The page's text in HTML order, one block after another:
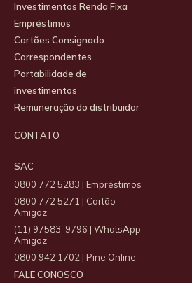
Investimentos Renda Fixa
Empréstimos
Cartões Consignado
Correspondentes
Portabilidade de
investimentos
Remuneração do distribuidor
CONTATO
SAC
0800 772 5283 | Empréstimos
0800 772 5271 | Cartão
Amigoz
(11) 97583-9796 | WhatsApp
Amigoz
0800 942 1702 | Pine Online
FALE CONOSCO